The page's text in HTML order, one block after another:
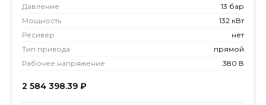
Давление
13 бар
Мощность
132 кВт
Ресивер
нет
Тип привода
прямой
Рабочее напряжение
380 В
2 584 398.39 ₽